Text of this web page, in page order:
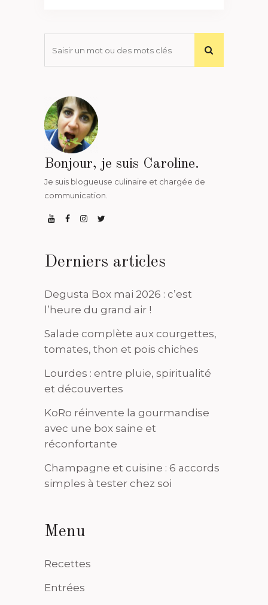
Bonjour, je suis Caroline.
Je suis blogueuse culinaire et chargée de
communication.
Derniers articles
Degusta Box mai 2026 : c’est
l’heure du grand air !
Salade complète aux courgettes,
tomates, thon et pois chiches
Lourdes : entre pluie, spiritualité
et découvertes
KoRo réinvente la gourmandise
avec une box saine et
réconfortante
Champagne et cuisine : 6 accords
simples à tester chez soi
Menu
Recettes
Entrées